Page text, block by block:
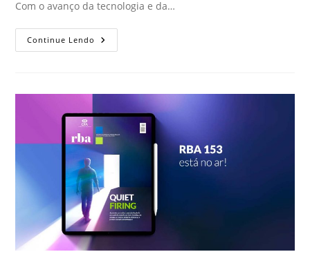
Com o avanço da tecnologia e da…
Continue Lendo